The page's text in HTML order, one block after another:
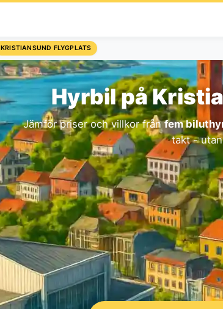
KRISTIANSUND FLYGPLATS
Hyrbil på
Jämför priser och villkor frånfem
takt -